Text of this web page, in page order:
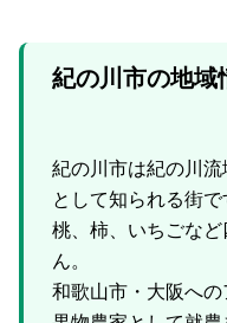
紀の川市の地域
紀の川市は紀の川
として知られる街で
桃、柿、いちごな
ん。
和歌山市・大阪への